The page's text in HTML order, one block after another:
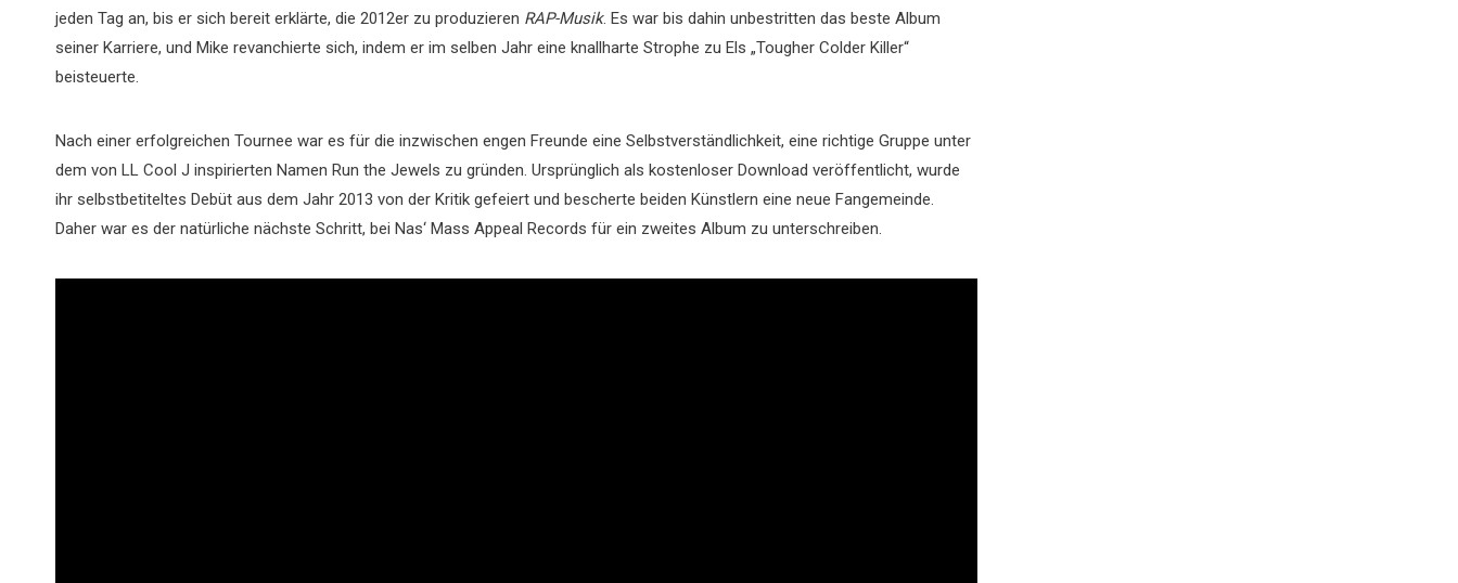
jeden Tag an, bis er sich bereit erklärte, die 2012er zu produzieren RAP-Musik. Es war bis dahin unbestritten das beste Album
seiner Karriere, und Mike revanchierte sich, indem er im selben Jahr eine knallharte Strophe zu Els „Tougher Colder Killer“
beisteuerte.
Nach einer erfolgreichen Tournee war es für die inzwischen engen Freunde eine Selbstverständlichkeit, eine richtige Gruppe unter
dem von LL Cool J inspirierten Namen Run the Jewels zu gründen. Ursprünglich als kostenloser Download veröffentlicht, wurde
ihr selbstbetiteltes Debüt aus dem Jahr 2013 von der Kritik gefeiert und bescherte beiden Künstlern eine neue Fangemeinde.
Daher war es der natürliche nächste Schritt, bei Nas‘ Mass Appeal Records für ein zweites Album zu unterschreiben.